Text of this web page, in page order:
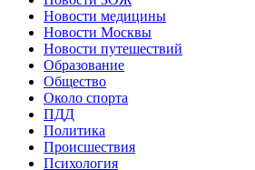
Новости медицины
Новости Москвы
Новости путешествий
Образование
Общество
Около спорта
ПДД
Политика
Происшествия
Психология